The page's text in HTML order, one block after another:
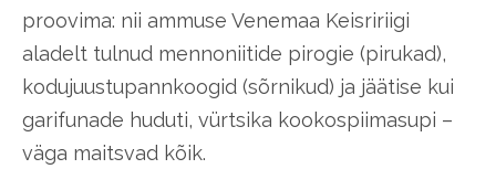
proovima: nii ammuse Venemaa Keisririigi
aladelt tulnud mennoniitide pirogie (pirukad),
kodujuustupannkoogid (sõrnikud) ja jäätise kui
garifunade huduti, vürtsika kookospiimasupi –
väga maitsvad kõik.